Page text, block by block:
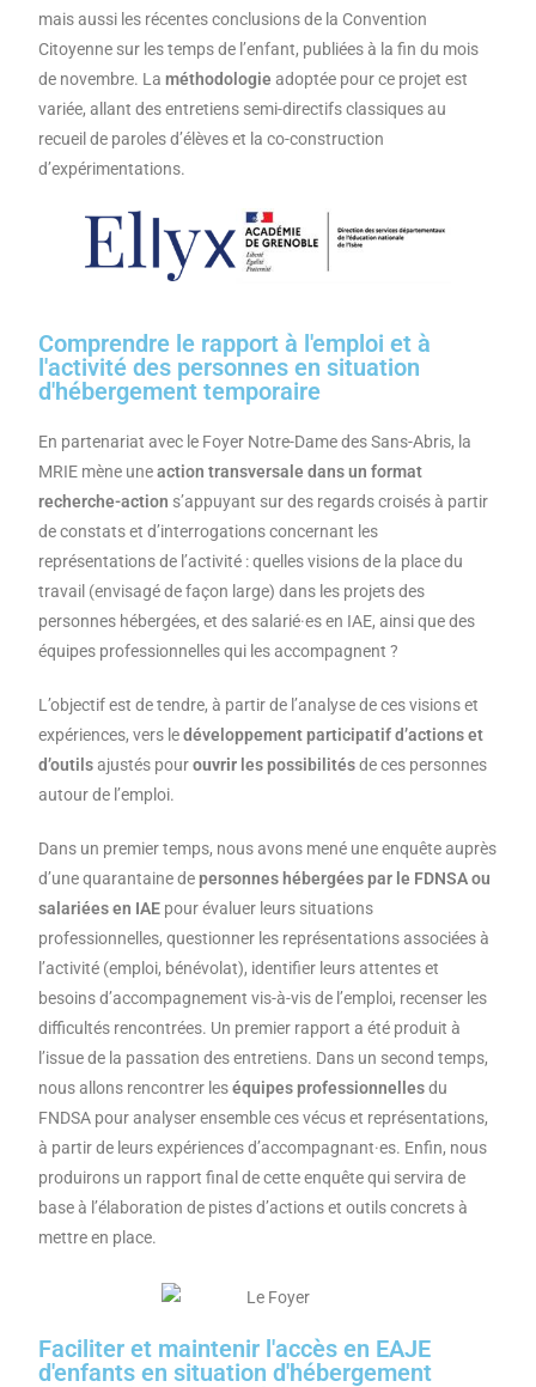
mais aussi les récentes conclusions de la Convention
Citoyenne sur les temps de l’enfant, publiées à la fin du mois
de novembre. Laméthodologie adoptée pour ce projet est
variée, allant des entretiens semi-directifs classiques au
recueil de paroles d’élèves et la co-construction
d’expérimentations.
Comprendre le rapport à l'emploi et à
l'activité des personnes en situation
d'hébergement temporaire
En partenariat avec le Foyer Notre-Dame des Sans-Abris, la
MRIE mène uneaction transversale dans un format
recherche-action s’appuyant sur des regards croisés à partir
de constats et d’interrogations concernant les
représentations de l’activité : quelles visions de la place du
travail (envisagé de façon large) dans les projets des
personnes hébergées, et des salarié·es en IAE, ainsi que des
équipes professionnelles qui les accompagnent ?
L’objectif est de tendre, à partir de l’analyse de ces visions et
expériences, vers ledéveloppement participatif d’actions et
d’outilsajustés pourouvrir les possibilitésde ces personnes
autour de l’emploi.
Dans un premier temps, nous avons mené une enquête auprès
d’une quarantaine depersonnes hébergées par le FDNSA ou
salariées en IAE pour évaluer leurs situations
professionnelles,questionner les représentations associées à
l’activité (emploi, bénévolat), identifier leurs attentes et
besoins d’accompagnement vis-à-vis de l’emploi, recenser les
difficultés rencontrées. Un premier rapport a été produit à
l’issue de la passation des entretiens. Dans un second temps,
nous allons rencontrer leséquipes professionnellesdu
FNDSA pour analyser ensemble ces vécus et représentations,
à partir de leurs expériences d’accompagnant·es. Enfin, nous
produirons un rapport final de cette enquête qui servira de
base à l’élaboration de pistes d’actions et outils concrets à
mettre en place.
Faciliter et maintenir l'accès en EAJE
d'enfants en situation d'hébergement